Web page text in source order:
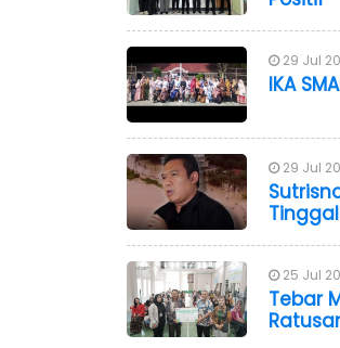
29 Jul
IKA
29 Jul
25 Jul
Tebar